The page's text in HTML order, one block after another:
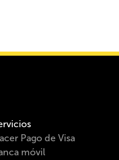
Pago de Visa
móvil